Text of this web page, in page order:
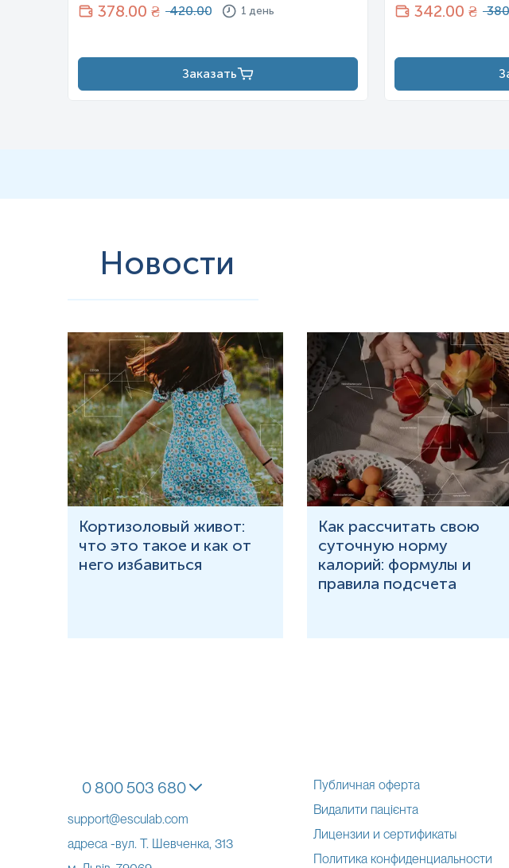
378.00 ₴ 420.00 1 день
Заказать
342.00 ₴
Новости
Кортизоловый живот:
что это такое и как от
него избавиться
Как рассчитать свою
суточную норму
калорий: формулы и
правила подсчета
0 800 503 680
support@esculab.com
адреса -вул. Т. Шевченка, 313
Публичная оферта
Видалити пацієнта
Лицензии и сертификаты
Политика конфиденциальности